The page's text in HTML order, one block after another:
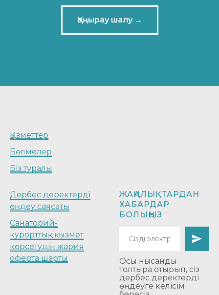
Қоңырау шалу →
Қызметтер
Бөлмелер
Біз туралы
Дербес деректерді
өңдеу саясаты
Санаторий-
курорттық қызмет
көрсетудің жария
оферта шарты
ЖАҢАЛЫҚТАРДАН
ХАБАРДАР
БОЛЫҢЫЗ
Осы нысанды
толтыра отырып, сіз
дербес деректерді
өңдеуге келісім